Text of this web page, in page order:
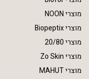
מוצרי NOON
מוצרי Biopeptix
מוצרי 20/80
מוצרי Zo Skin
מוצרי MAHUT